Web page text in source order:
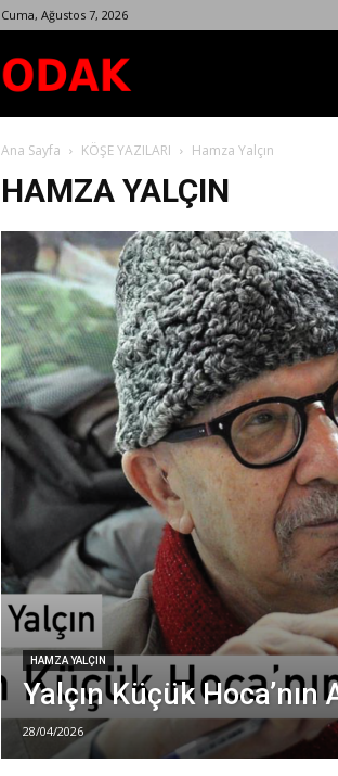
Cuma, Ağustos 7, 2026
Dergisi
Ana Sayfa KÖŞE YAZILARI Hamza Yalçın
HAMZA YALÇIN
HAMZA YALÇIN
Yalçın Küçük Hoca’nın
28/04/2026